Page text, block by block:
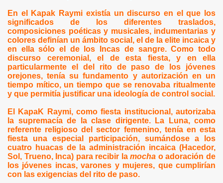
En el Kapak Raymi existía un discurso en el que los
significados de los diferentes traslados,
composiciones poéticas y musicales, indumentarias y
colores definían un ámbito social, el de la elite incaica y
en ella sólo el de los Incas de sangre. Como todo
discurso ceremonial, el de esta fiesta, y en ella
particularmente el del rito de paso de los jóvenes
orejones, tenía su fundamento y autorización en un
tiempo mítico, un tiempo que se renovaba ritualmente
y que permitía justificar una ideología de control social.
El KapaK Raymi, como fiesta institucional, autorizaba
la supremacía de la clase dirigente.
La Luna, como
referente religioso del sector femenino, tenía en esta
fiesta una especial participación, sumándose a los
cuatro huacas de la administración incaica (Hacedor,
Sol, Trueno, Inca) para recibir lamocha o adoración de
los jóvenes incas, varones y mujeres, que cumplirían
con las exigencias del rito de paso.